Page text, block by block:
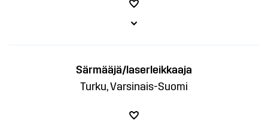
Särmääjä/laserleikkaaja
Turku, Varsinais-Suomi